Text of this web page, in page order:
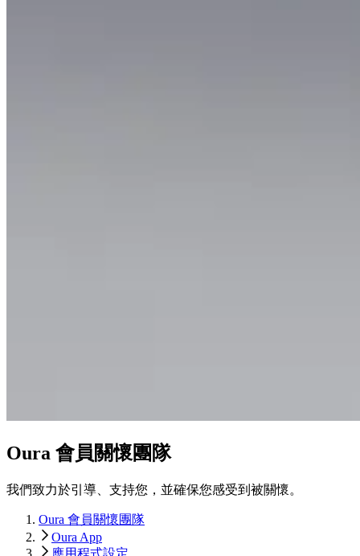
Oura 會員關懷團隊
我們致力於引導、支持您，並確保您感受到被關懷。
Oura 會員關懷團隊
Oura App